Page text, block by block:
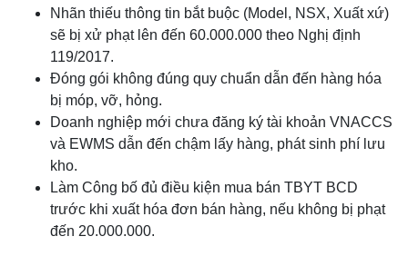
Nhãn thiếu thông tin bắt buộc (Model, NSX, Xuất xứ)
sẽ bị xử phạt lên đến 60.000.000 theo Nghị định
119/2017.
Đóng gói không đúng quy chuẩn dẫn đến hàng hóa
bị móp, vỡ, hỏng.
Doanh nghiệp mới chưa đăng ký tài khoản VNACCS
và EWMS dẫn đến chậm lấy hàng, phát sinh phí lưu
kho.
Làm Công bố đủ điều kiện mua bán TBYT BCD
trước khi xuất hóa đơn bán hàng, nếu không bị phạt
đến 20.000.000.